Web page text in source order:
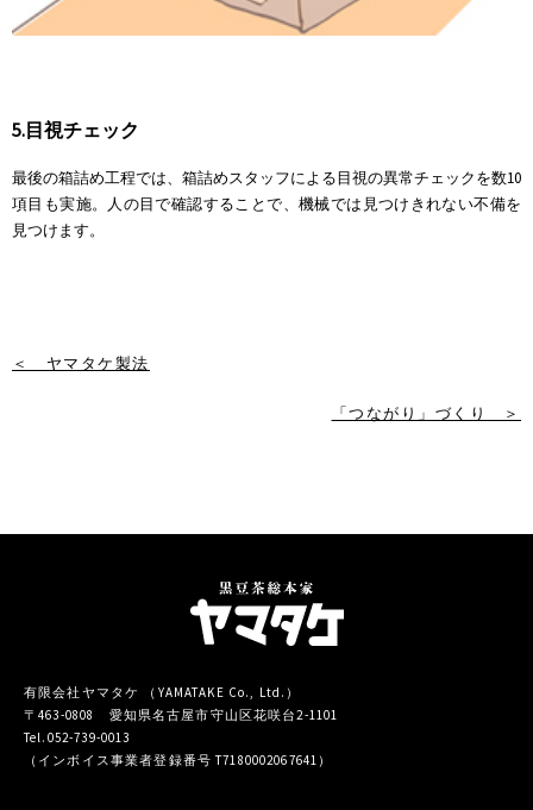
5.目視チェック
最後の箱詰め工程では、箱詰めスタッフによる目視の異常チェックを数10
項目も実施。人の目で確認することで、機械では見つけきれない不備を
見つけます。
＜ ヤマタケ製法
「つながり」づくり ＞
有限会社ヤマタケ （YAMATAKE Co., Ltd.）
〒463-0808 愛知県名古屋市守山区花咲台2-1101
Tel.052-739-0013
（インボイス事業者登録番号 T7180002067641）